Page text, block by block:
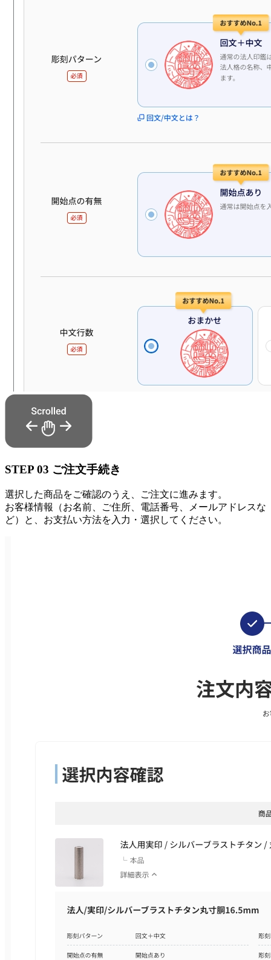
STEP 03 ご注文手続き
選択した商品をご確認のうえ、ご注文に進みます。
お客様情報（お名前、ご住所、電話番号、メールアドレスな
ど）と、お支払い方法を入力・選択してください。